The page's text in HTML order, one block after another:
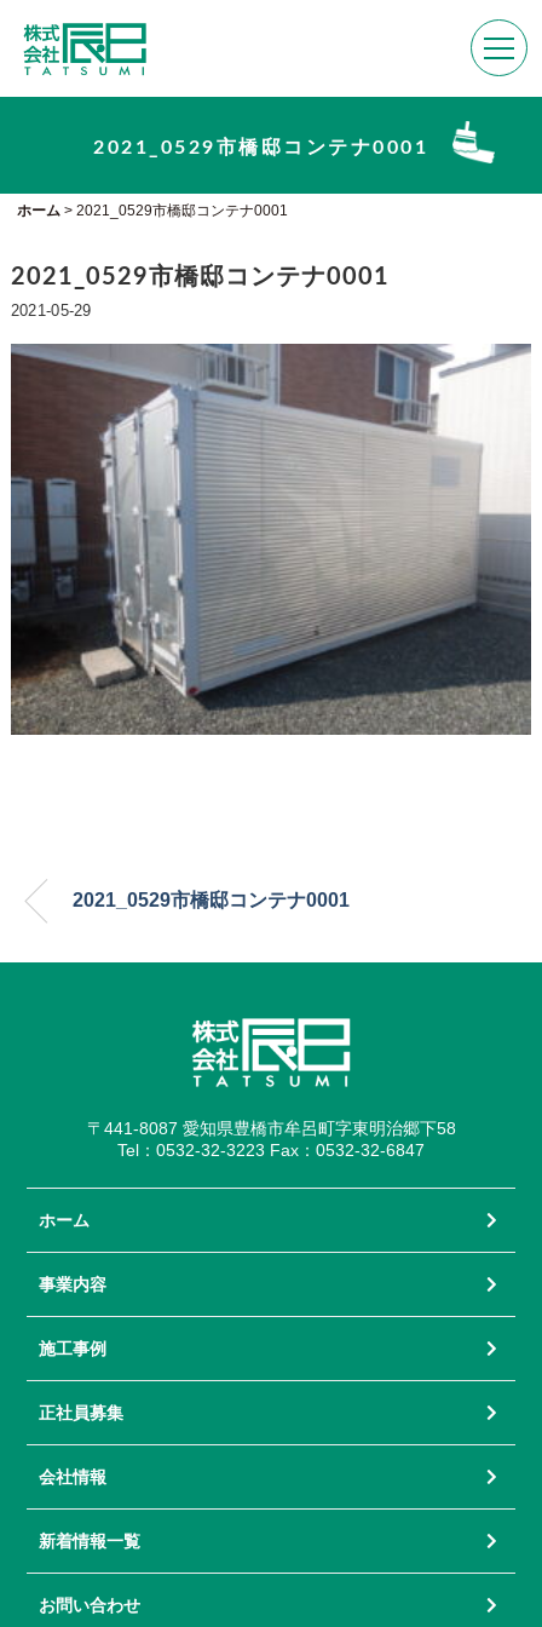
2021_0529市橋邸コンテナ0001
ホーム> 2021_0529市橋邸コンテナ0001
2021_0529市橋邸コンテナ0001
2021-05-29
2021_0529市橋邸コンテナ0001
〒441-8087 愛知県豊橋市牟呂町字東明治郷下58
Tel：0532-32-3223 Fax：0532-32-6847
ホーム
事業内容
施工事例
正社員募集
会社情報
新着情報一覧
お問い合わせ